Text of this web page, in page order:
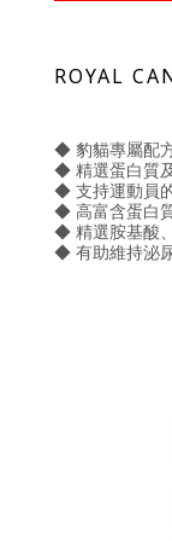
ROYAL
◆ 豹貓專屬配
◆ 精選蛋白質
◆ 支持運動員
◆ 高富含蛋白
◆ 精選胺基酸
◆ 有助維持泌